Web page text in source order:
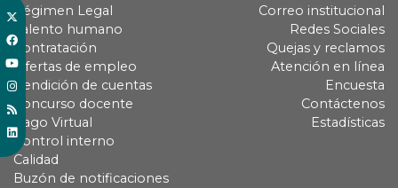
Régimen Legal
Talento humano
Contratación
Ofertas de empleo
Rendición de cuentas
Concurso docente
Pago Virtual
Control interno
Calidad
Buzón de notificaciones
Correo institucional
Redes Sociales
Quejas y reclamos
Atención en línea
Encuesta
Contáctenos
Estadísticas